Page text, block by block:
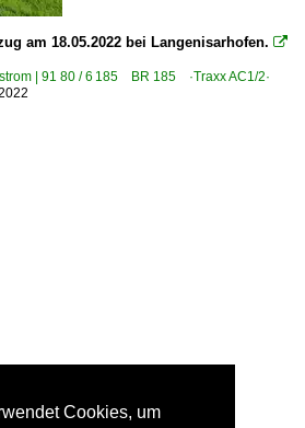
am 18.05.2022 bei Langenisarhofen. 
| 91 80 / 6 185 BR 185 ·Traxx AC1/2·
Cookies, um